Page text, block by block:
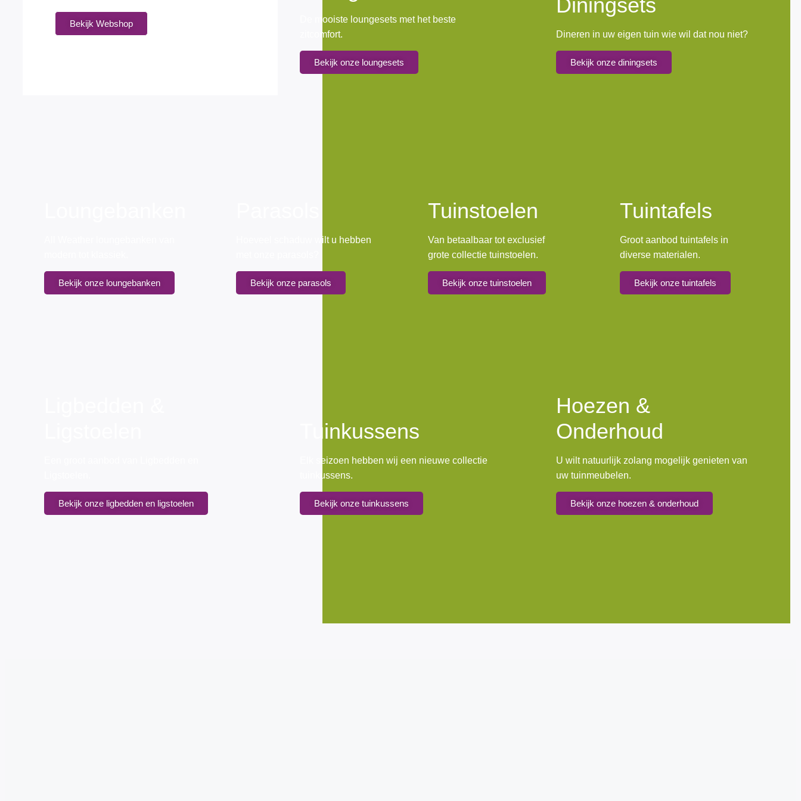
Bekijk Webshop
De mooiste loungesets met het beste
zitcomfort.
Bekijk onze loungesets
Dineren in uw eigen tuin wie wil dat nou niet?
Bekijk onze diningsets
Bekijk onze loungebanken
Hoeveel schaduw wilt u hebben
Bekijk onze parasols
Tuinstoelen
Van betaalbaar tot exclusief
grote collectie tuinstoelen.
Bekijk onze tuinstoelen
Tuintafels
Groot aanbod tuintafels in
diverse materialen.
Bekijk onze tuintafels
Bekijk onze ligbedden en ligstoelen
Tuinkussens
Elk seizoen hebben wij een nieuwe collectie
tuinkussens.
Bekijk onze tuinkussens
Hoezen &
Onderhoud
U wilt natuurlijk zolang mogelijk genieten van
uw tuinmeubelen.
Bekijk onze hoezen & onderhoud